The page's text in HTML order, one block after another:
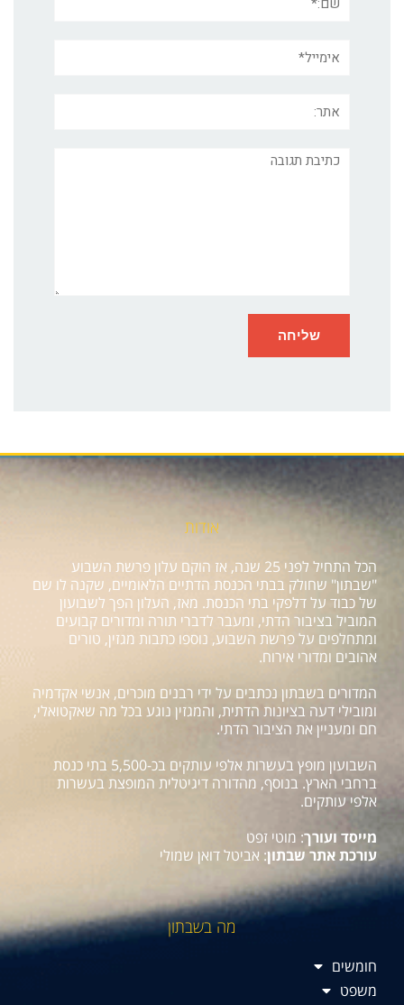
תגובה
אודות
הכל התחיל לפני 25 שנה, אז הוקם עלון פרשת השבוע
"שבתון" שחולק בבתי הכנסת הדתיים הלאומיים, שקנה לו שם
של כבוד על דלפקי בתי הכנסת. מאז, העלון הפך לשבועון
המוביל בציבור הדתי, ומעבר לדברי תורה ומדורים קבועים
ומתחלפים על פרשת השבוע, נוספו כתבות מגזין, טורים
אהובים ומדורי אירוח.
המדורים בשבתון נכתבים על ידי רבנים מוכרים, אנשי אקדמיה
ומובילי דעה בציונות הדתית, והמגזין נוגע בכל מה שאקטואלי,
חם ומעניין את הציבור הדתי.
השבועון מופץ בעשרות אלפי עותקים בכ-5,500 בתי כנסת
ברחבי הארץ. בנוסף, מהדורה דיגיטלית המופצת בעשרות
אלפי עותקים.
מייסד ועורך: מוטי זפט
עורכת אתר שבתון: אביטל דואן שמולי
מה בשבתון
חומשים
משפט